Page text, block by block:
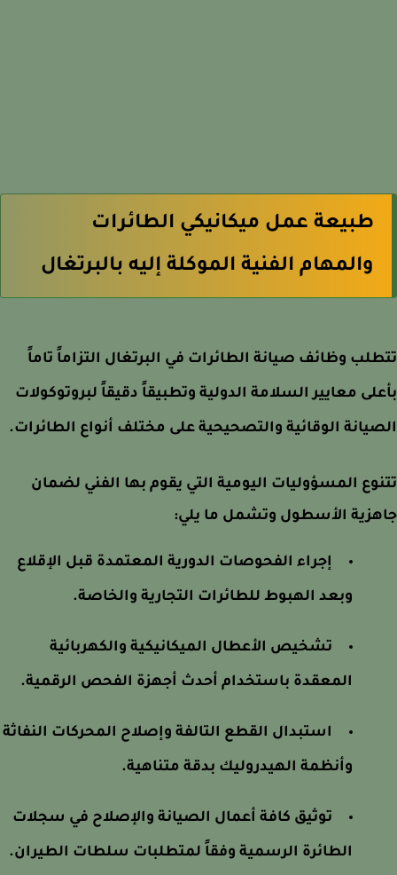
طبيعة عمل ميكانيكي الطائرات
والمهام الفنية الموكلة إليه بالبرتغال
وظائف صيانة الطائرات في البرتغال التزاماً تاماً
معايير السلامة الدولية وتطبيقاً دقيقاً لبروتوكولات
الوقائية والتصحيحية على مختلف أنواع الطائرات.
المسؤوليات اليومية التي يقوم بها الفني لضمان
الأسطول وتشمل ما يلي:
إجراء الفحوصات الدورية المعتمدة قبل الإقلاع
وبعد الهبوط للطائرات التجارية والخاصة.
تشخيص الأعطال الميكانيكية والكهربائية
المعقدة باستخدام أحدث أجهزة الفحص الرقمية.
استبدال القطع التالفة وإصلاح المحركات النفاثة
وأنظمة الهيدروليك بدقة متناهية.
توثيق كافة أعمال الصيانة والإصلاح في سجلات
الطائرة الرسمية وفقاً لمتطلبات سلطات الطيران.